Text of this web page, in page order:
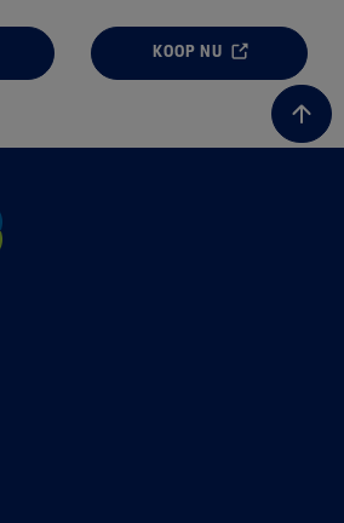
KOOP NU